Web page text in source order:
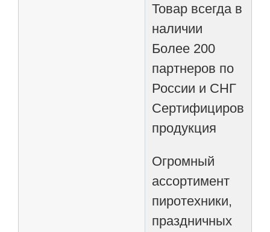
Товар всегда в
наличии
Более 200
партнеров по
России и СНГ
продукция
Огромный
ассортимент
пиротехники,
праздничных